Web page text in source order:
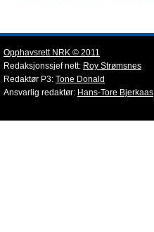
Opphavsrett NRK © 2011
Redaksjonssjef nett: Roy Strømsnes
Redaktør P3: Tone Donald
Ansvarlig redaktør: Hans-Tore Bjerkaas